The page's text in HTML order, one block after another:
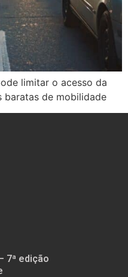
limitar o acesso da
baratas de mobilidade
7ª edição